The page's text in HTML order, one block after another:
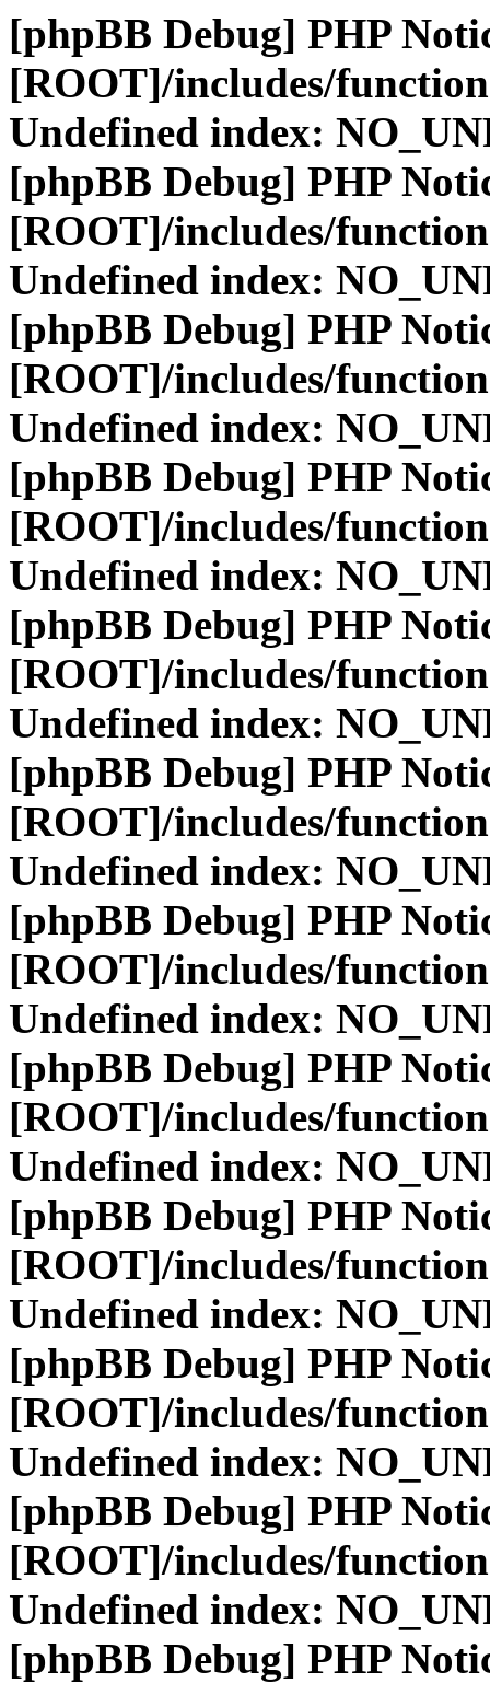
[phpBB Debug] PHP
[ROOT]/includes/
Undefined index:
[phpBB Debug] PHP
[ROOT]/includes/
Undefined index:
[phpBB Debug] PHP
[ROOT]/includes/
Undefined index:
[phpBB Debug] PHP
[ROOT]/includes/
Undefined index:
[phpBB Debug] PHP
[ROOT]/includes/
Undefined index:
[phpBB Debug] PHP
[ROOT]/includes/
Undefined index:
[phpBB Debug] PHP
[ROOT]/includes/
Undefined index:
[phpBB Debug] PHP
[ROOT]/includes/
Undefined index:
[phpBB Debug] PHP
[ROOT]/includes/
Undefined index:
[phpBB Debug] PHP
[ROOT]/includes/
Undefined index:
[phpBB Debug] PHP
[ROOT]/includes/
Undefined index:
[phpBB Debug] PHP